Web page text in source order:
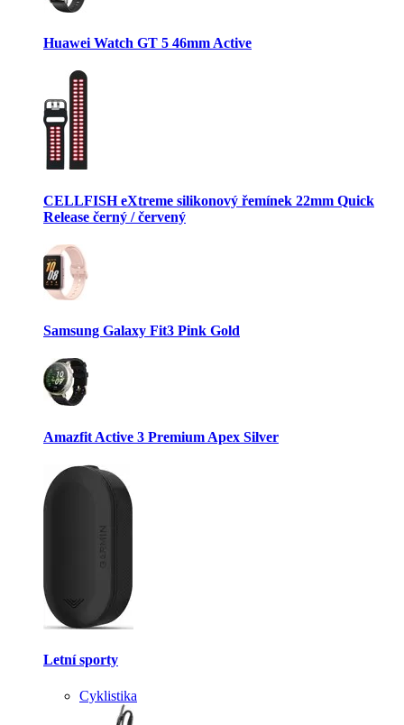
Huawei Watch GT 5 46mm Active
CELLFISH eXtreme silikonový řemínek 22mm Quick
Release černý / červený
Samsung Galaxy Fit3 Pink Gold
Amazfit Active 3 Premium Apex Silver
Letní sporty
Cyklistika